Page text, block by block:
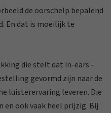
de oorschelp bepalend
En dat is moeilijk te
die stelt dat in-ears –
gevormd zijn naar de
luisterervaring leveren. Die
ook vaak heel prijzig. Bij